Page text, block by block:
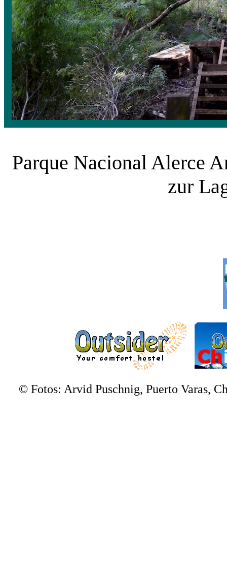
Parque Nacional Alerce
zur
© Fotos: Arvid Puschnig, Puerto Varas,